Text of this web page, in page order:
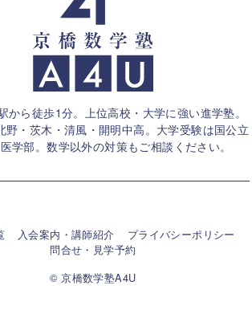
から徒歩1分。上位高校・大学に強い進学塾。
野・茨木・清風・開明中高。大学受験は国公立
学部。数学以外の対策もご相談ください。
入会案内・講師紹介
プライバシーポリシー
問合せ・見学予約
© 京橋数学塾A4U